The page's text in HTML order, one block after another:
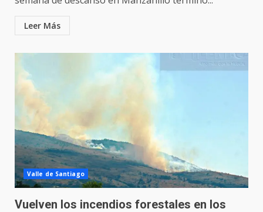
Leer Más
Valle de Santiago
Vuelven los incendios forestales en los